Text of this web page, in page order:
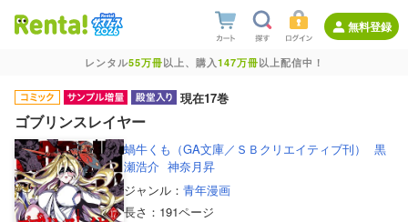
無料登録
レンタル55万冊以上、購入147万冊以上配信中！
現在17巻
ゴブリンスレイヤー
蝸牛くも（GA文庫／ＳＢクリエイティブ刊）
黒
瀬浩介 神奈月昇
ジャンル： 青年漫画
長さ： 191ページ